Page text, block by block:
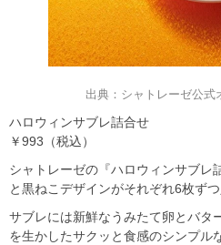
出典：シャトレーゼ公式
ハロウィンサブレ詰合せ
￥993（税込）
シャトレーゼの『ハロウィンサブレ
と黒ねこデザインがそれぞれ6枚ずつ
サブレには新鮮なうみたて卵とバタ
を生かしたサクッと食感のシンプル